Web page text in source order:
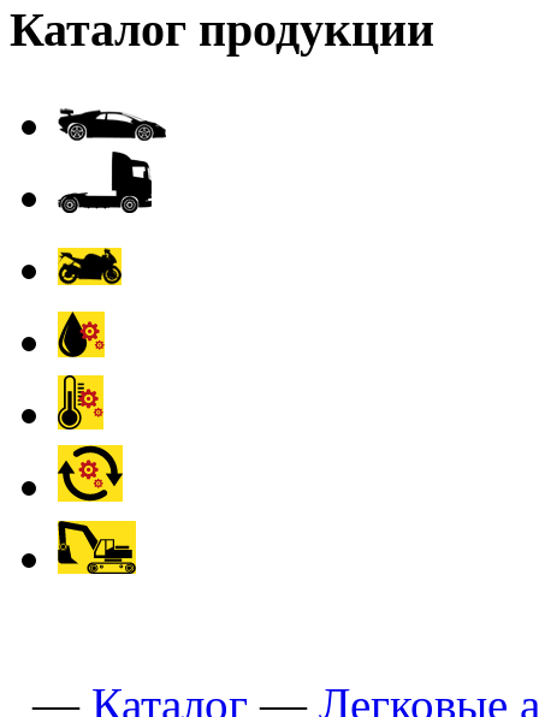
Каталог продукции
— Каталог — Легковые